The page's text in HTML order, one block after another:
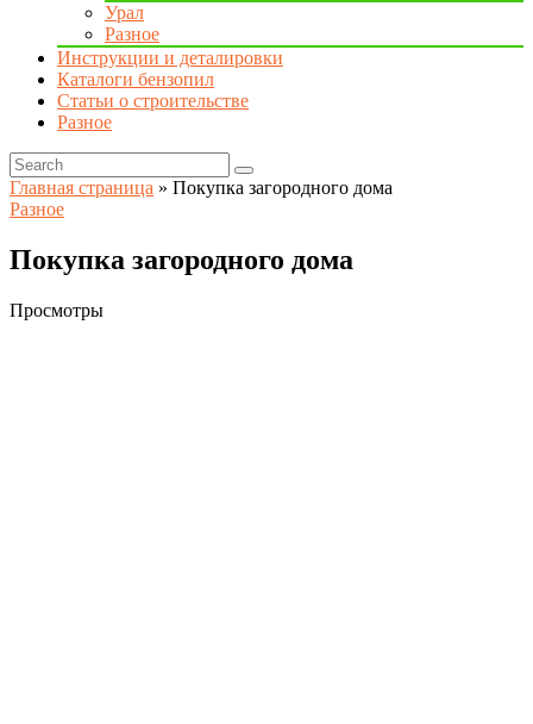
Урал
Разное
Инструкции и деталировки
Каталоги бензопил
Статьи о строительстве
Разное
Главная страница » Покупка загородного дома
Разное
Покупка загородного дома
Просмотры